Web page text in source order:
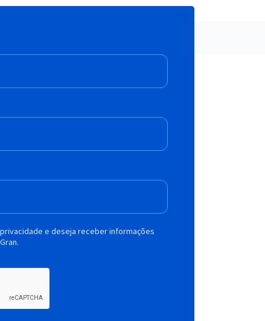
e deseja receber informações